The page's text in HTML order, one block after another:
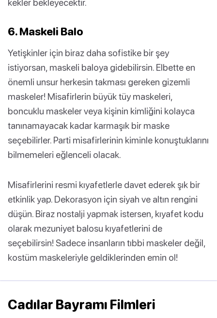
kekler bekleyecektir.
6. Maskeli Balo
Yetişkinler için biraz daha sofistike bir şey
istiyorsan, maskeli baloya gidebilirsin. Elbette en
önemli unsur herkesin takması gereken gizemli
maskeler! Misafirlerin büyük tüy maskeleri,
boncuklu maskeler veya kişinin kimliğini kolayca
tanınamayacak kadar karmaşık bir maske
seçebilirler. Parti misafirlerinin kiminle konuştuklarını
bilmemeleri eğlenceli olacak.
Misafirlerini resmi kıyafetlerle davet ederek şık bir
etkinlik yap. Dekorasyon için siyah ve altın rengini
düşün. Biraz nostalji yapmak istersen, kıyafet kodu
olarak mezuniyet balosu kıyafetlerini de
seçebilirsin! Sadece insanların tıbbi maskeler değil,
kostüm maskeleriyle geldiklerinden emin ol!
Cadılar Bayramı Filmleri